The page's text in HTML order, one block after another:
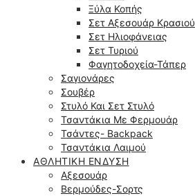
Ξύλα Κοπής
Σετ Αξεσουάρ Κρασιού
Σετ Ηλιοφάνειας
Σετ Τυριού
Φαγητοδοχεία-Τάπερ
Σαγιονάρες
Σουβέρ
Στυλό Και Σετ Στυλό
Τσαντάκια Με Φερμουάρ
Τσάντες- Backpack
Τσαντάκια Λαιμού
ΑΘΛΗΤΙΚΉ ΈΝΔΥΣΗ
Αξεσουάρ
Βερμούδες-Σορτς